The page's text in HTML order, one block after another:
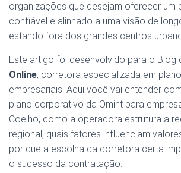
organizações que desejam oferecer um
confiável e alinhado a uma visão de
estando fora dos grandes centros
Este artigo foi desenvolvido para o Blog
Online, corretora especializada em
empresariais. Aqui você vai entender
plano corporativo da Omint para
Coelho, como a operadora estrutura a
regional, quais fatores influenciam
por que a escolha da corretora certa
o sucesso da contratação.